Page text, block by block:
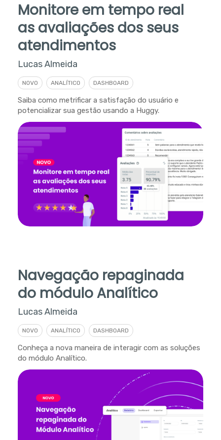
Monitore em tempo real
as avaliações dos seus
atendimentos
Lucas Almeida
NOVO ANALÍTICO DASHBOARD
Saiba como metrificar a satisfação do usuário e
potencializar sua gestão usando a Huggy.
Navegação repaginada
do módulo Analítico
Lucas Almeida
NOVO ANALÍTICO DASHBOARD
Conheça a nova maneira de interagir com as soluções
do módulo Analítico.